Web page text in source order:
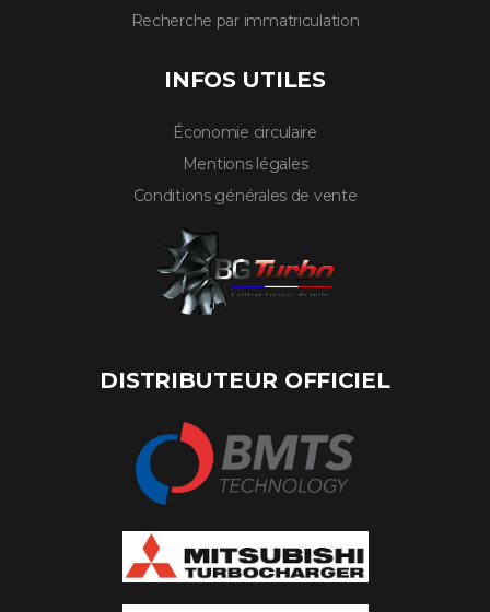
Recherche par immatriculation
INFOS UTILES
Économie circulaire
Mentions légales
Conditions générales de vente
DISTRIBUTEUR OFFICIEL